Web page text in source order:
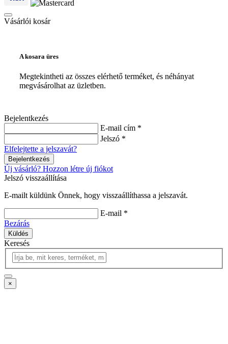
Vásárlói kosár
A kosara üres
Megtekintheti az összes elérhető terméket, és néhányat
megvásárolhat az üzletben.
Bejelentkezés
E-mail cím *
Jelszó *
Elfelejtette a jelszavát?
Bejelentkezés
Új vásárló? Hozzon létre új fiókot
Jelszó visszaállítása
E-mailt küldünk Önnek, hogy visszaállíthassa a jelszavát.
E-mail *
Bezárás
Küldés
Keresés
×